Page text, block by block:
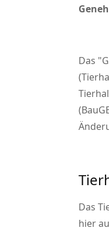
Das
Das
hier